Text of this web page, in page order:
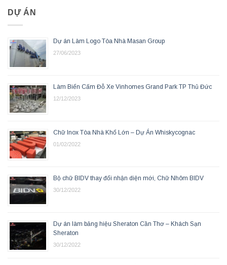
DỰ ÁN
Dự án Làm Logo Tòa Nhà Masan Group
27/06/2023
Làm Biển Cấm Đỗ Xe Vinhomes Grand Park TP Thủ Đức
12/12/2023
Chữ Inox Tòa Nhà Khổ Lớn – Dự Án Whiskycognac
01/02/2022
Bộ chữ BIDV thay đổi nhận diện mới, Chữ Nhôm BIDV
30/12/2022
Dự án làm bảng hiệu Sheraton Cần Thơ – Khách Sạn
Sheraton
30/12/2022